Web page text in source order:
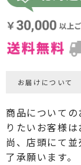
お届けについて
商品について
りたいお客様は
尚、店頭にて
了承願います。